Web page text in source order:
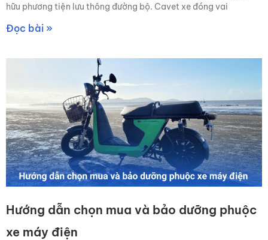
hữu phương tiện lưu thông đường bộ. Cavet xe đóng vai
Đọc bài »
Hướng dẫn chọn mua và bảo dưỡng phuộc
xe máy điện